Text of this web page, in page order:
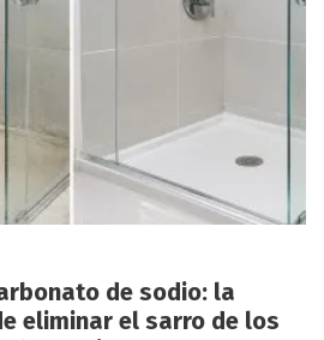
de sodio: la
eliminar el sarro de los